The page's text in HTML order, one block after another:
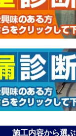
施工内容から選ぶ